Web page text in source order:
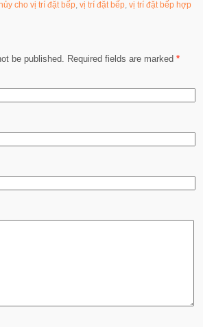
cho vị trí đặt bếp, vị trí đặt bếp, vị trí đặt bếp hợp
be published. Required fields are marked *